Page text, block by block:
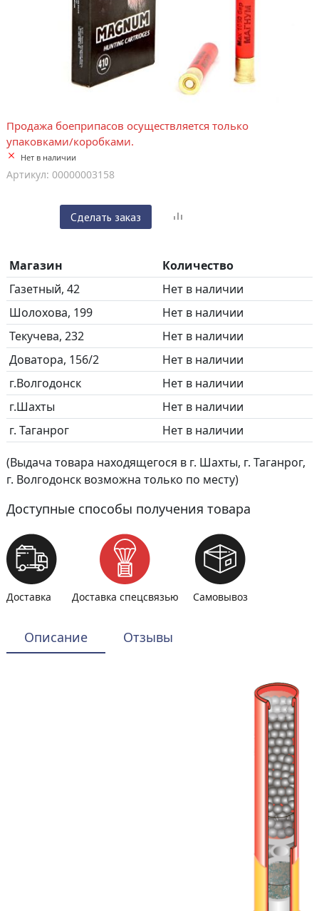
Продажа боеприпасов осуществляется только
упаковками/коробками.
Нет в наличии
Артикул: 00000003158
Сделать заказ
Магазин
Количество
Газетный, 42
Нет в наличии
Шолохова, 199
Нет в наличии
Текучева, 232
Нет в наличии
Доватора, 156/2
Нет в наличии
г.Волгодонск
Нет в наличии
г.Шахты
Нет в наличии
г. Таганрог
Нет в наличии
(Выдача товара находящегося в г. Шахты, г. Таганрог,
г. Волгодонск возможна только по месту)
Доступные способы получения товара
Доставка Доставка спецсвязью Самовывоз
Описание Отзывы